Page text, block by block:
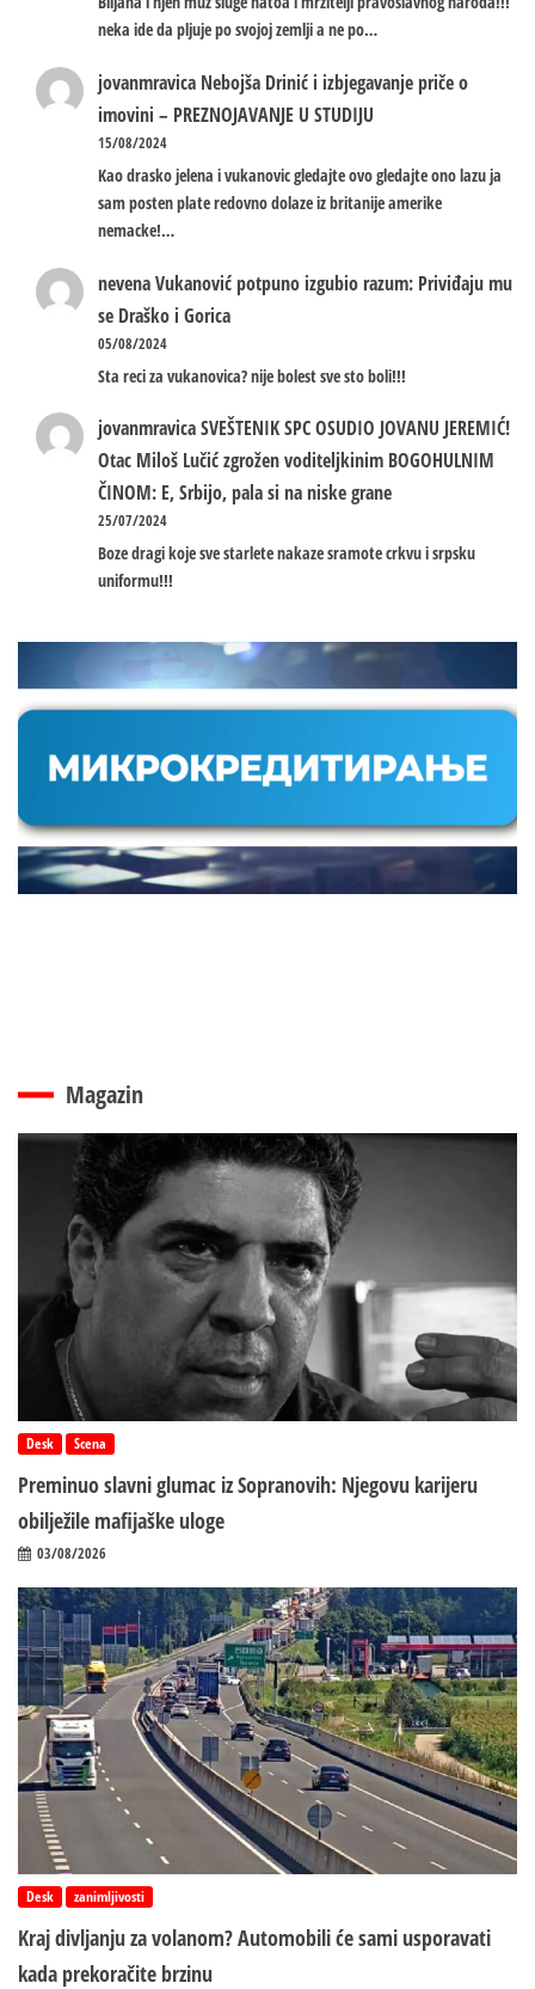
neka ide da pljuje po svojoj zemlji a ne po…
jovanmravica Nebojša Drinić i izbjegavanje priče o
imovini – PREZNOJAVANJE U STUDIJU
15/08/2024
Kao drasko jelena i vukanovic gledajte ovo gledajte ono lazu ja
sam posten plate redovno dolaze iz britanije amerike
nemacke!…
nevenaVukanović potpuno izgubio razum: Priviđaju mu
se Draško i Gorica
05/08/2024
Sta reci za vukanovica? nije bolest sve sto boli!!!
jovanmravicaSVEŠTENIK SPC OSUDIO JOVANU JEREMIĆ!
Otac Miloš Lučić zgrožen voditeljkinim BOGOHULNIM
ČINOM: E, Srbijo, pala si na niske grane
25/07/2024
Boze dragi koje sve starlete nakaze sramote crkvu i srpsku
uniformu!!!
Magazin
Desk Scena
Preminuo slavni glumac iz Sopranovih: Njegovu karijeru
obilježile mafijaške uloge
03/08/2026
Desk zanimljivosti
Kraj divljanju za volanom? Automobili će sami usporavati
kada prekoračite brzinu